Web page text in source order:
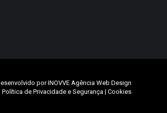
porINOVVE Agência Web Design
Política de Privacidade e Segurança | Cookies